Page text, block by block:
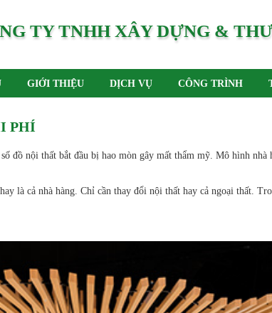
TY TNHH XÂY DỰNG &
GIỚI THIỆU DỊCH VỤ CÔNG TRÌNH
PHÍ
đồ nội thất bắt đầu bị hao mòn gây mất thẩm mỹ. Mô hình
là cả nhà hàng. Chỉ cần thay đổi nội thất hay cả ngoại thất.